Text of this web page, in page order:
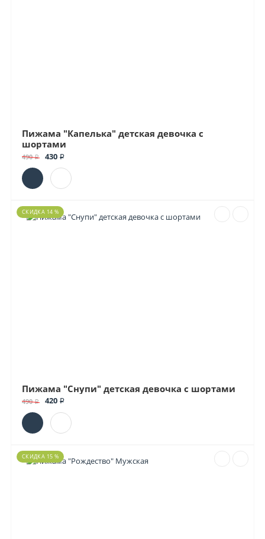
Пижама "Капелька" детская девочка с
шортами
490 ₽ 430 ₽
СКИДКА 14 %
Пижама "Снупи" детская девочка с шортами
490 ₽ 420 ₽
СКИДКА 15 %